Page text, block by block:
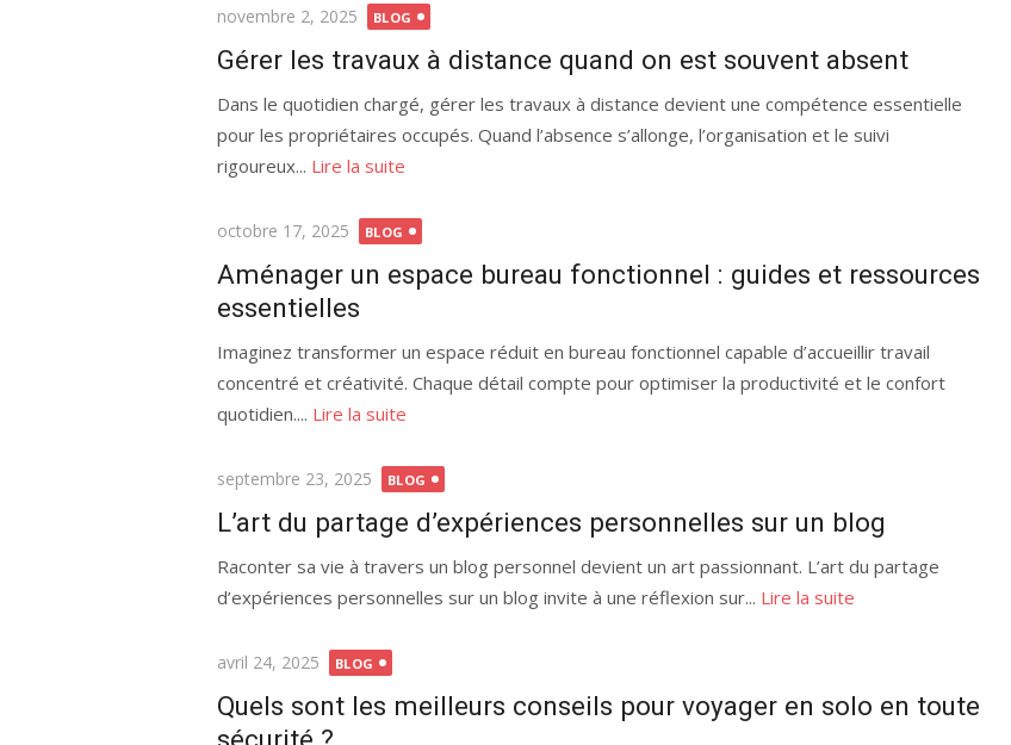
Publié
novembre 2, 2025 BLOG
Gérer les travaux à distance quand on est souvent absent
Dans le quotidien chargé, gérer les travaux à distance devient une compétence essentielle
pour les propriétaires occupés. Quand l’absence s’allonge, l’organisation et le suivi
rigoureux... Lire la suite
Publié
octobre 17, 2025 BLOG
Aménager un espace bureau fonctionnel : guides et ressources
essentielles
Imaginez transformer un espace réduit en bureau fonctionnel capable d’accueillir travail
concentré et créativité. Chaque détail compte pour optimiser la productivité et le confort
quotidien.... Lire la suite
Publié
septembre 23, 2025 BLOG
L’art du partage d’expériences personnelles sur un blog
Raconter sa vie à travers un blog personnel devient un art passionnant. L’art du partage
d’expériences personnelles sur un blog invite à une réflexion sur... Lire la suite
Publié
avril 24, 2025 BLOG
Quels sont les meilleurs conseils pour voyager en solo en toute